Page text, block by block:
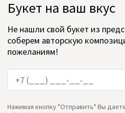
Букет на ваш вкус
Не нашли свой букет из
соберем авторскую
пожеланиям!
Нажимая кнопку "Отправить" Вы